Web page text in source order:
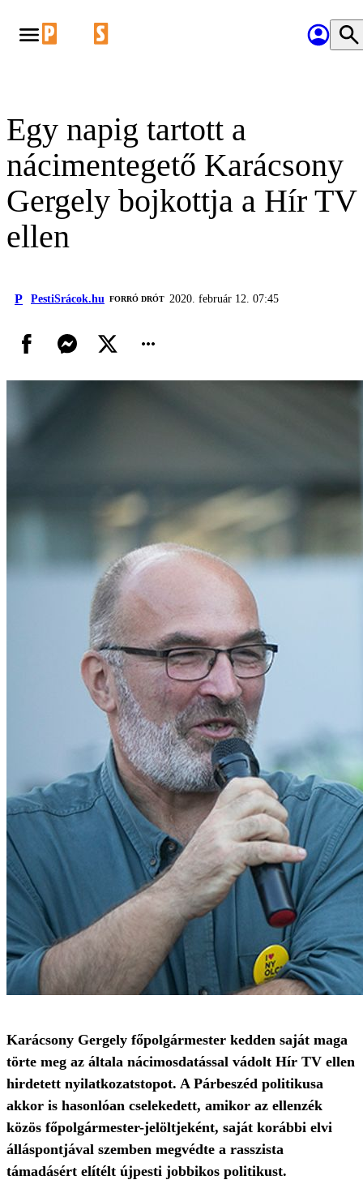
Egy napig tartott a
nácimentegető Karácsony
Gergely bojkottja a Hír TV
ellen
P PestiSrácok.hu FORRÓ DRÓT 2020. február 12. 07:45
Karácsony Gergely főpolgármester kedden saját maga
törte meg az általa nácimosdatással vádolt Hír TV ellen
hirdetett nyilatkozatstopot. A Párbeszéd politikusa
akkor is hasonlóan cselekedett, amikor az ellenzék
közös főpolgármester-jelöltjeként, saját korábbi elvi
álláspontjával szemben megvédte a rasszista
támadásért elítélt újpesti jobbikos politikust.